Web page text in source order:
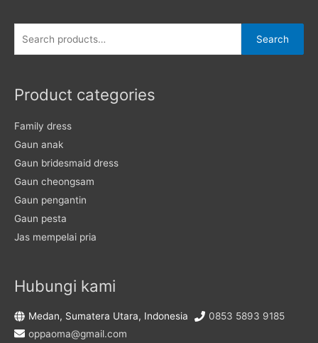
for:
Search
Product categories
Family dress
Gaun anak
Gaun bridesmaid dress
Gaun cheongsam
Gaun pengantin
Gaun pesta
Jas mempelai pria
Hubungi kami
Medan, Sumatera Utara, Indonesia
0853 5893 9185
oppaoma@gmail.com